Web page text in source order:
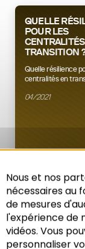
QUELLE
POUR LES
TRANSITION
Quelle résilience
centralités en
04/2021
SRADDET DE
RÉGION
Contributions
agences
Nous et nos
nécessaires au
de mesures
l'expérience de
vidéos. Vous
personnaliser